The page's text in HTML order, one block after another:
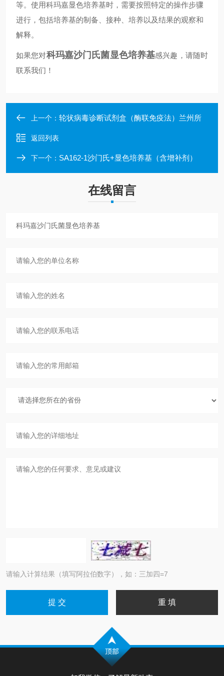
等。使用科玛嘉显色培养基时，需要按照特定的操作步骤
进行，包括培养基的制备、接种、培养以及结果的观察和
解释。
如果您对科玛嘉沙门氏菌显色培养基感兴趣，请随时
联系我们！
上一个： 轮状病毒诊断试剂盒（酶联免疫法）兰州所
返回列表
下一个： SA162-1沙门氏+显色培养基（含增补剂）
在线留言
请输入计算结果（填写阿拉伯数字），如：三加四=7